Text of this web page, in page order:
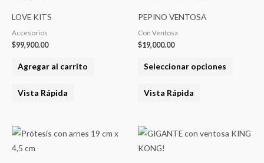
LOVE KITS
Accesorios
$99,900.00
Agregar al carrito
Vista Rápida
PEPINO VENTOSA
Con Ventosa
$19,000.00
Seleccionar opciones
Vista Rápida
Este